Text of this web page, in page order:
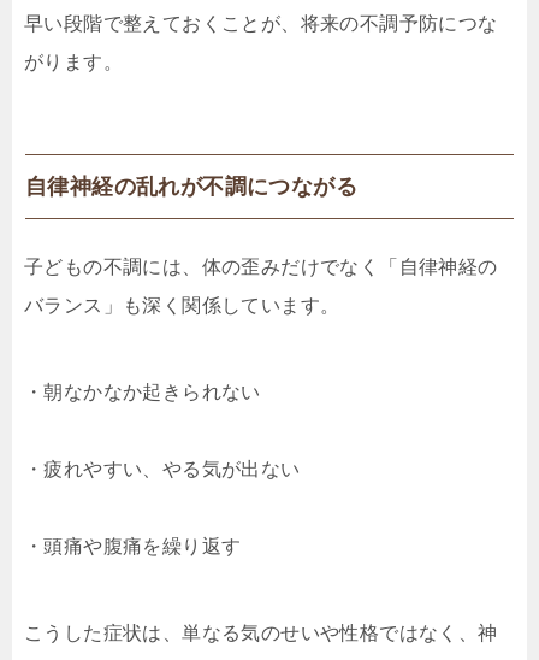
早い段階で整えておくことが、将来の不調予防につな
がります。
自律神経の乱れが不調につながる
子どもの不調には、体の歪みだけでなく「自律神経の
バランス」も深く関係しています。
・朝なかなか起きられない
・疲れやすい、やる気が出ない
・頭痛や腹痛を繰り返す
こうした症状は、単なる気のせいや性格ではなく、神